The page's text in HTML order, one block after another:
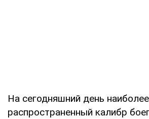
На сегодняшний день наиболее
распространенный калибр